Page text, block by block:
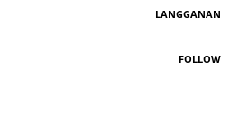
LANGGANAN
FOLLOW